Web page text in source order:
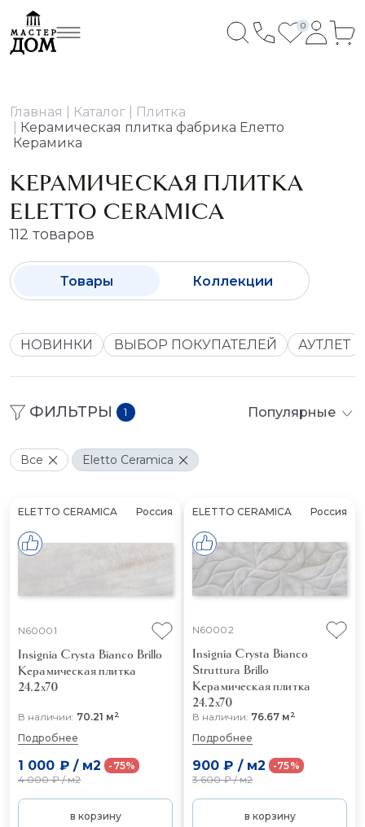
0
Главная Каталог
Плитка
Керамическая плитка фабрика Елетто
Керамика
КЕРАМИЧЕСКАЯ ПЛИТКА
ELETTO CERAMICA
112 товаров
Товары Коллекции
НОВИНКИ ВЫБОР ПОКУПАТЕЛЕЙ АУТЛЕТ
ФИЛЬТРЫ 1 Популярные
Все Eletto Ceramica
ELETTO CERAMICA Россия
N60001
Insignia Crysta Bianco Brillo
Керамическая плитка
24.2x70
В наличии: 70.21 м2
Подробнее
1 000 ₽/ м2
4 000 ₽/м2
-75%
в корзину
ELETTO CERAMICA Россия
N60002
Insignia Crysta Bianco
Struttura Brillo
Керамическая плитка
24.2x70
В наличии: 76.67 м2
Подробнее
900 ₽ / м2
3 600 ₽/м2
-75%
в корзину